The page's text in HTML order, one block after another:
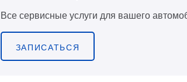
Все сервисные услуги для вашего
ЗАПИСАТЬСЯ